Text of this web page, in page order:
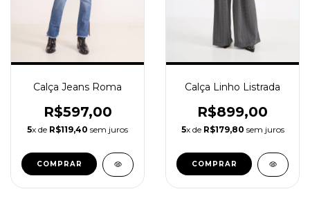
Calça Jeans Roma
R$597,00
5x de R$119,40 sem juros
COMPRAR
Calça Linho Listrada
R$899,00
5x de R$179,80 sem juros
COMPRAR